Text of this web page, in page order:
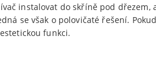
instalovat do skříně pod
se však o polovičaté řešení.
funkci.